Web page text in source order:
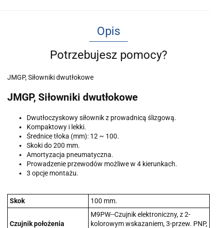
Opis
Potrzebujesz pomocy?
JMGP, Siłowniki dwutłokowe
JMGP, Siłowniki dwutłokowe
Dwutłoczyskowy siłownik z prowadnicą ślizgową.
Kompaktowy i lekki.
Średnice tłoka (mm): 12 ~ 100.
Skoki do 200 mm.
Amortyzacja pneumatyczna.
Prowadzenie przewodów możliwe w 4 kierunkach.
3 opcje montażu.
Skok 100 mm.
Czujnik położenia
M9PW--Czujnik elektroniczny, z 2-
kolorowym wskazaniem, 3-przew. PNP,